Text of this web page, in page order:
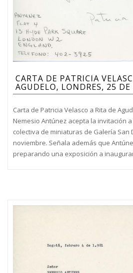
CARTA DE PATRICIA
AGUDELO, LONDRES, 25 DE
Carta de Patricia Velasco a Rita de
Nemesio Antúnez acepta la invitación
colectiva de miniaturas de Galería San
noviembre. Señala además que
preparando una exposición a